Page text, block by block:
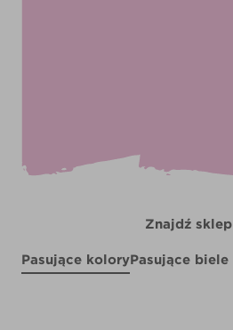
Znajdź sklep
Pasujące koloryPasujące biele